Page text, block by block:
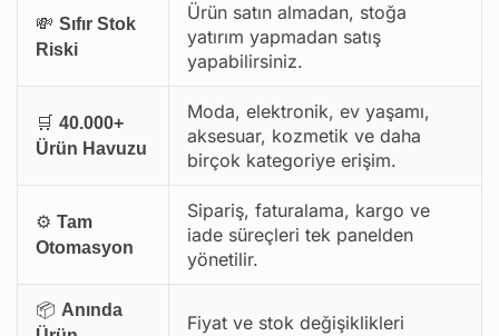
💸 Sıfır Stok
Riski
Ürün satın almadan, stoğa
yatırım yapmadan satış
yapabilirsiniz.
🛒 40.000+
Ürün Havuzu
Moda, elektronik, ev yaşamı,
aksesuar, kozmetik ve daha
birçok kategoriye erişim.
⚙️ Tam
Otomasyon
Sipariş, faturalama, kargo ve
iade süreçleri tek panelden
yönetilir.
📦 Anında
Fiyat ve stok değişiklikleri